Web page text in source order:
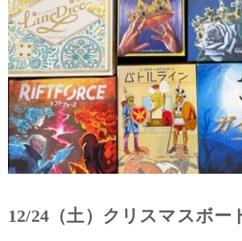
12/24（土）クリスマスボー